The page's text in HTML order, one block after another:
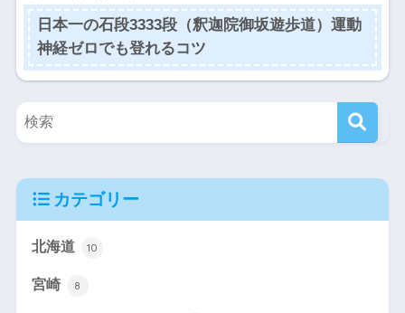
日本一の石段3333段（釈迦院御坂遊歩道）運動
神経ゼロでも登れるコツ
カテゴリー
北海道 10
宮崎 8